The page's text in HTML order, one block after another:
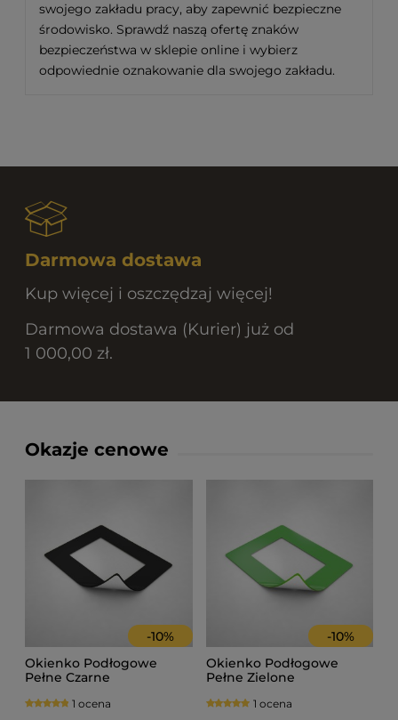
swojego zakładu pracy, aby zapewnić bezpieczne
środowisko. Sprawdź naszą ofertę znaków
bezpieczeństwa w sklepie online i wybierz
odpowiednie oznakowanie dla swojego zakładu.
Darmowa dostawa
Kup więcej i oszczędzaj więcej!
Darmowa dostawa (Kurier) już od
1 000,00 zł.
Okazje cenowe
-10%
Okienko Podłogowe
Pełne Czarne
1 ocena
-10%
Okienko Podłogowe
Pełne Zielone
1 ocena